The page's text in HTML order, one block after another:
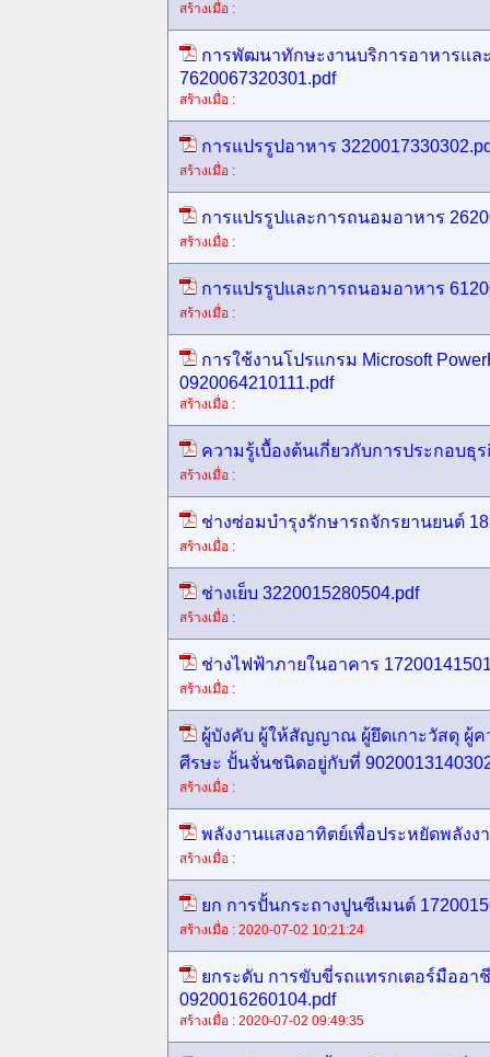
สร้างเมื่อ :
การพัฒนาทักษะงานบริการอาหารแล
7620067320301.pdf
สร้างเมื่อ :
การแปรรูปอาหาร
สร้างเมื่อ :
การแปรรูปและการถนอมอาหาร
สร้างเมื่อ :
การแปรรูปและการถนอมอาหาร
สร้างเมื่อ :
การใช้งานโปรแกรม Microsoft
0920064210111.pdf
สร้างเมื่อ :
ความรู้เบื้องต้นเกี่ยวกับการประกอบธุ
สร้างเมื่อ :
ช่างซ่อมบำรุงรักษารถจักรยานยนต์
สร้างเมื่อ :
ช่างเย็บ 3220015280504.pdf
สร้างเมื่อ :
ช่างไฟฟ้าภายในอาคาร
สร้างเมื่อ :
ผู้บังคับ ผู้ให้สัญญาณ ผู้ยึดเกาะวัสดุ ผู้
ศีรษะ ปั้นจั่นชนิดอยู่กับที่
สร้างเมื่อ :
พลังงานแสงอาทิตย์เพื่อประหยัดพลังง
สร้างเมื่อ :
ยก การปั้นกระถางปูนซีเมนต์
สร้างเมื่อ : 2020-07-02 10:21:24
ยกระดับ การขับขี่รถแทรกเตอร์มืออา
0920016260104.pdf
สร้างเมื่อ : 2020-07-02 09:49:35